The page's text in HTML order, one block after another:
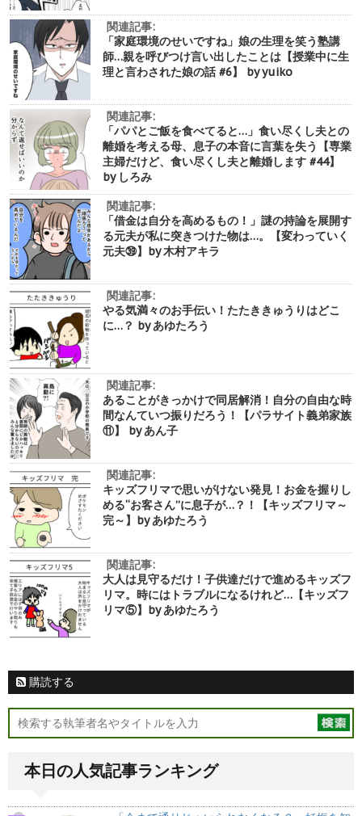
関連記事:
「家庭環境のせいですね」娘の生理を笑う塾講
師…親を呼びつけ言い出したことは【授業中に生
理と言わされた娘の話 #6】 by yuiko
関連記事:
「パパとご飯を食べてると…」食い尽くし夫との
離婚を考える母、息子の本音に言葉を失う【専業
主婦だけど、食い尽くし夫と離婚します #44】
by しろみ
関連記事:
「借金は自分を高めるもの！」謎の持論を展開す
る元夫が私に突きつけた物は…。【変わっていく
元夫㊴】by 木村アキラ
関連記事:
やる気満々のお手伝い！たたききゅうりはどこ
に…？ by あゆたろう
関連記事:
あることがきっかけで同居解消！自分の自由な時
間なんていつ振りだろう！【パラサイト義弟家族
⑪】 by あん子
関連記事:
キッズフリマで思いがけない発見！お金を握りし
める“お客さん”に息子が…？！【キッズフリマ～
完～】by あゆたろう
関連記事:
大人は見守るだけ！子供達だけで進めるキッズフ
リマ。時にはトラブルになるけれど…【キッズフ
リマ⑤】by あゆたろう
購読する
本日の人気記事ランキング